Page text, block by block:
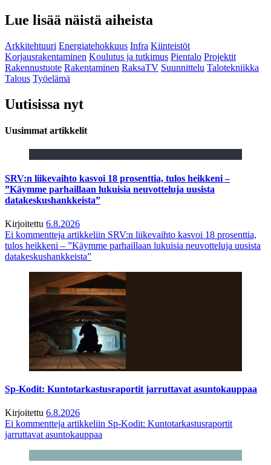
Lue lisää näistä aiheista
Arkkitehtuuri Energiatehokkuus Infra Kiinteistöt
Korjausrakentaminen Koulutus ja tutkimus Pientalo Projektit
Rakennustuote Rakentaminen RaksaTV Suunnittelu Talotekniikka
Talous Työelämä
Uutisissa nyt
Uusimmat artikkelit
SRV:n liikevaihto kasvoi 18 prosenttia, tulos heikkeni –
”Käymme parhaillaan lukuisia neuvotteluja uusista
datakeskushankkeista”
Kirjoitettu 6.8.2026
Ei kommentteja artikkeliin SRV:n liikevaihto kasvoi 18 prosenttia,
tulos heikkeni – ”Käymme parhaillaan lukuisia neuvotteluja uusista
datakeskushankkeista”
Sp-Kodit: Kuntotarkastusraportit jarruttavat asuntokauppaa
Kirjoitettu 6.8.2026
Ei kommentteja artikkeliin Sp-Kodit: Kuntotarkastusraportit
jarruttavat asuntokauppaa